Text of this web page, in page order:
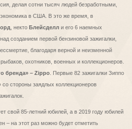
делая сотни тысяч людей безработными,
в США. В это же время, в
, некто Блейсделл и его 6 наемных
созданием первой бензиновой зажигалки,
благодаря верной и неизменной
охотников, военных и коллекционеров.
бренда» – Zippo . Первые 82 зажигалки Зиппо
стороны заядлых коллекционеров
свой 85-летний юбилей, а в 2019 году юбилей
– на этот раз можно будет отметить